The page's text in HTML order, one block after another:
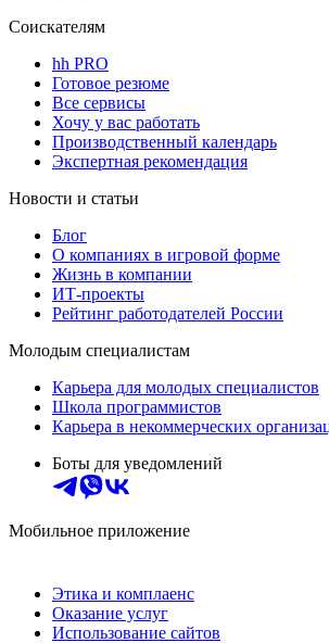
Соискателям
hh PRO
Готовое резюме
Все сервисы
Хочу у вас работать
Производственный календарь
Экспертная рекомендация
Новости и статьи
Блог
О компаниях в игровой форме
Жизнь в компании
ИТ-проекты
Рейтинг работодателей России
Молодым специалистам
Карьера для молодых специалистов
Школа программистов
Карьера в некоммерческих
Боты для уведомлений
Мобильное приложение
Этика и комплаенс
Оказание услуг
Использование сайтов